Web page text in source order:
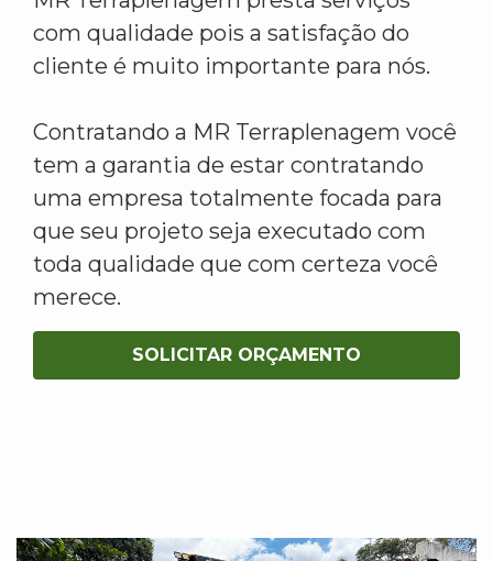
com qualidade pois a satisfação do
cliente é muito importante para nós.
Contratando a MR Terraplenagem você
tem a garantia de estar contratando
uma empresa totalmente focada para
que seu projeto seja executado com
toda qualidade que com certeza você
merece.
SOLICITAR ORÇAMENTO